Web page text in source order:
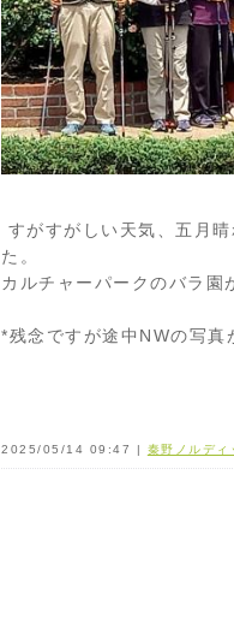
すがすがしい天気、五月
た。
カルチャーパークのバラ園
*残念ですが途中NWの写真
2025/05/14 09:47 | 秦野ノルディ